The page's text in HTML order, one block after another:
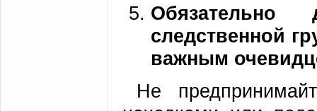
Обязательно
следственной
важным
Не